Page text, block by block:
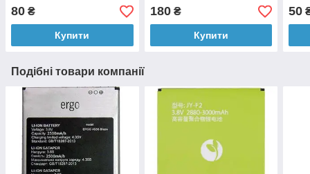
80 ₴
Купити
180₴
Купити
50
Подібні товари компанії